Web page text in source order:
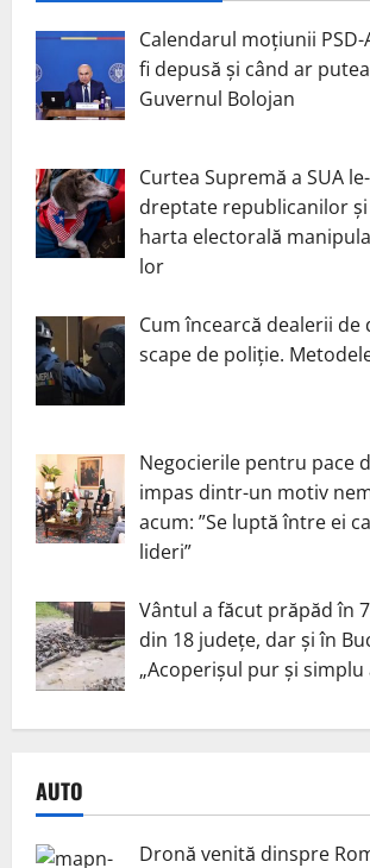
Calendarul moțiunii PSD-
fi depusă și când ar
Guvernul Bolojan
Curtea Supremă a SUA
dreptate republicanilor
harta electorală
lor
Cum încearcă dealerii de
scape de poliție.
Negocierile pentru pace
impas dintr-un motiv
acum: ”Se luptă între ei
lideri”
Vântul a făcut prăpăd în
din 18 județe, dar și în
„Acoperișul pur și simplu
AUTO
Dronă venită dinspre